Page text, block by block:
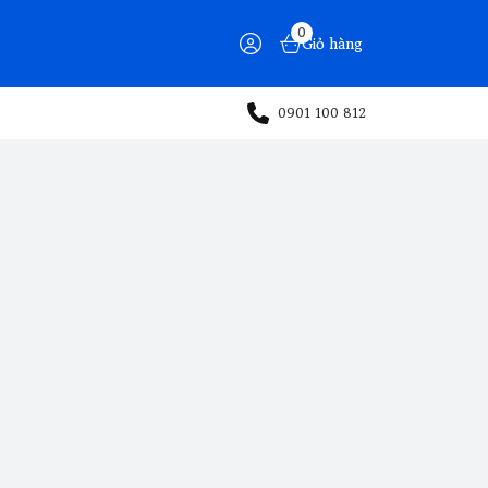
0
Giỏ hàng
0901 100 812